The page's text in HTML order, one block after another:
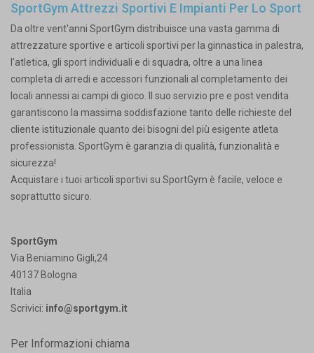
SportGym Attrezzi Sportivi E Impianti Per Lo Sport
Da oltre vent'anni SportGym distribuisce una vasta gamma di
attrezzature sportive e articoli sportivi per la ginnastica in palestra,
l’atletica, gli sport individuali e di squadra, oltre a una linea
completa di arredi e accessori funzionali al completamento dei
locali annessi ai campi di gioco. Il suo servizio pre e post vendita
garantiscono la massima soddisfazione tanto delle richieste del
cliente istituzionale quanto dei bisogni del più esigente atleta
professionista. SportGym è garanzia di qualità, funzionalità e
sicurezza!
Acquistare i tuoi articoli sportivi su SportGym è facile, veloce e
soprattutto sicuro.
SportGym
Via Beniamino Gigli,24
40137 Bologna
Italia
Scrivici: info@sportgym.it
Per Informazioni chiama